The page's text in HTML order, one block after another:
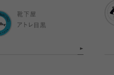
靴下屋
アトレ目黒